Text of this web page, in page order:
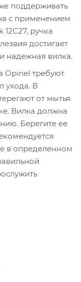
поддерживать
с применением
ручка
достигает
надежная вилка.
Opinel требуют
ухода. В
от мытья
Вилка должна
Берегите ее
в определенном